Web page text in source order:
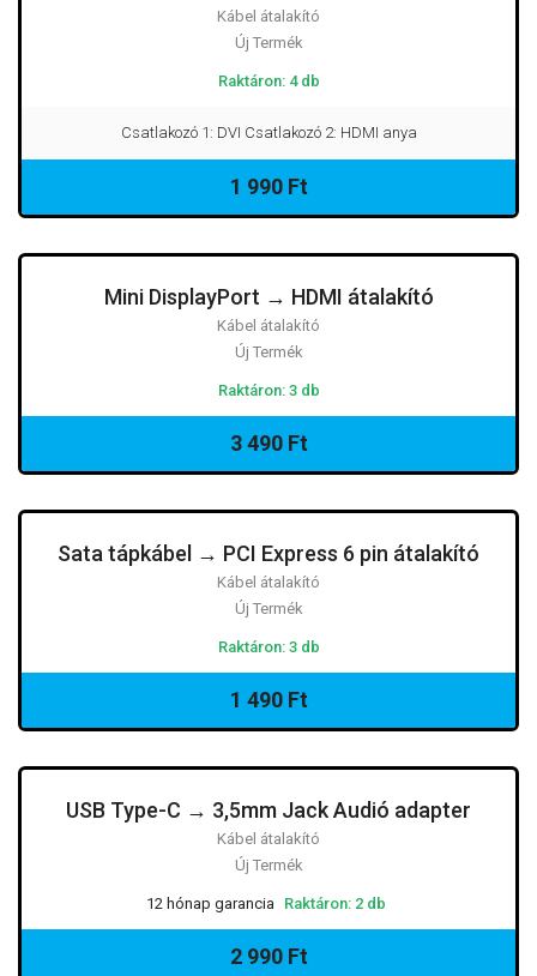
Kábel átalakító
Új Termék
Raktáron: 4 db
Csatlakozó 1: DVI Csatlakozó 2: HDMI anya
1 990 Ft
Mini DisplayPort → HDMI átalakító
Kábel átalakító
Új Termék
Raktáron: 3 db
3 490 Ft
Sata tápkábel → PCI Express 6 pin átalakító
Kábel átalakító
Új Termék
Raktáron: 3 db
1 490 Ft
USB Type-C → 3,5mm Jack Audió adapter
Kábel átalakító
Új Termék
12 hónap garancia Raktáron: 2 db
2 990 Ft